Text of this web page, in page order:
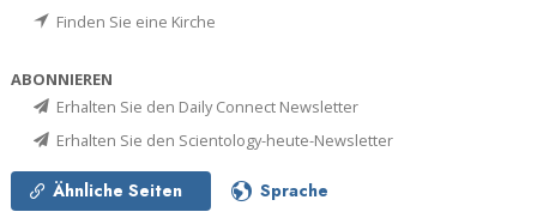
Finden Sie eine Kirche
ABONNIEREN
Erhalten Sie den Daily Connect Newsletter
Erhalten Sie den Scientology-heute-Newsletter
Ähnliche Seiten Sprache